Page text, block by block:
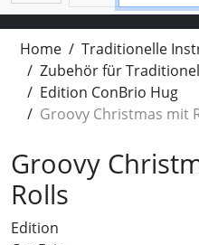
Home
Traditionelle
Zubehör für
Edition ConBrio Hug
Groovy Christmas mit
Groovy
Rolls
Edition